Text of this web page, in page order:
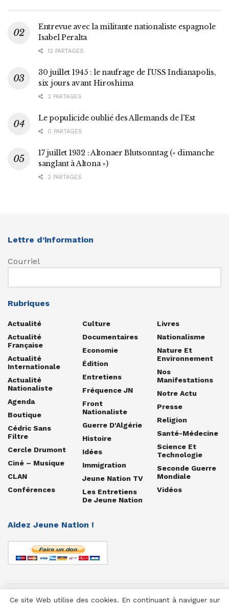
Entrevue avec la militante nationaliste espagnole
Isabel Peralta
12 PARTAGES
30 juillet 1945 : le naufrage de l’USS Indianapolis,
six jours avant Hiroshima
2 PARTAGES
Le populicide oublié des Allemands de l’Est
0 PARTAGES
17 juillet 1932 : Altonaer Blutsonntag (« dimanche
sanglant à Altona »)
2 PARTAGES
Lettre d’information
Courriel
Rubriques
Actualité
Actualité
Française
Actualité
Internationale
Actualité
Nationaliste
Agenda
Boutique
Cédric Sans
Filtre
Cercle Drumont
Ciné – Musique
CLAN
Conférences
Culture
Documentaires
Economie
Édition
Entretiens
Fréquence JN
Front
Nationaliste
Guerre D'Algérie
Histoire
Idées
Immigration
Jeune Nation TV
Les Entretiens
De Jeune Nation
Livres
Nationalisme
Nature Et
Environnement
Nos
Manifestations
Notre Actu
Presse
Religion
Santé-Médecine
Science Et
Technologie
Seconde Guerre
Mondiale
Vidéos
Aidez Jeune Nation !
Ce site Web utilise des cookies. En continuant à naviguer sur